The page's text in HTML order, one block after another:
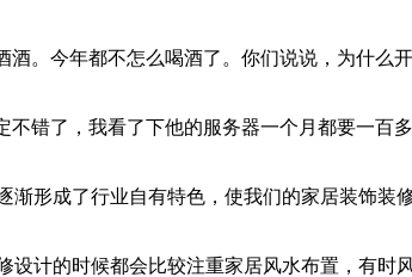
。今年都不怎么喝酒了。你们说说，为什么开
错了，我看了下他的服务器一个月都要一百
形成了行业自有特色，使我们的家居装饰装
计的时候都会比较注重家居风水布置，有时